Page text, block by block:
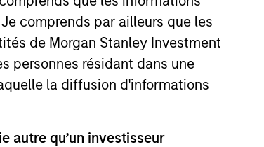
comprends par ailleurs que les
de Morgan Stanley Investment
personnes résidant dans une
la diffusion d'informations
autre qu’un investisseur
and service marks
or otherwise approved by
these hyperlinks to you
verification or
contained on the site